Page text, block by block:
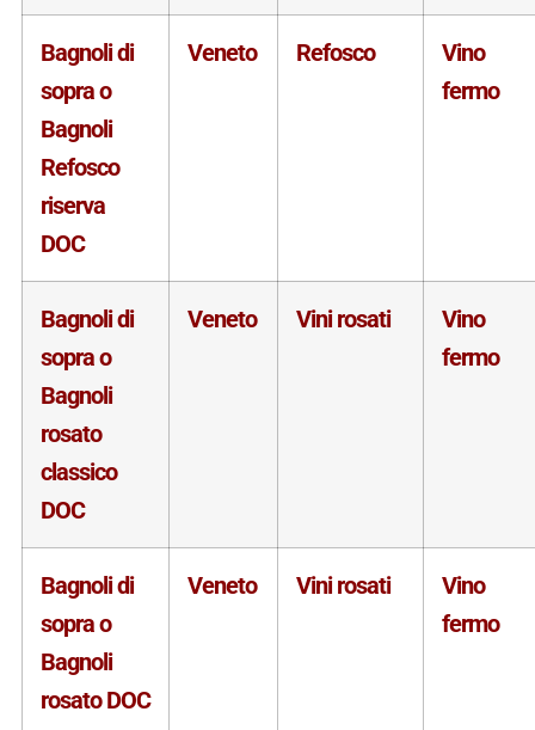
Bagnoli di
sopra o
Bagnoli
Refosco
riserva
DOC
Veneto Refosco
Vino
fermo
Bagnoli di
sopra o
Bagnoli
rosato
classico
DOC
Veneto Vini rosati
Vino
fermo
Bagnoli di
sopra o
Bagnoli
rosato DOC
Veneto Vini rosati
Vino
fermo